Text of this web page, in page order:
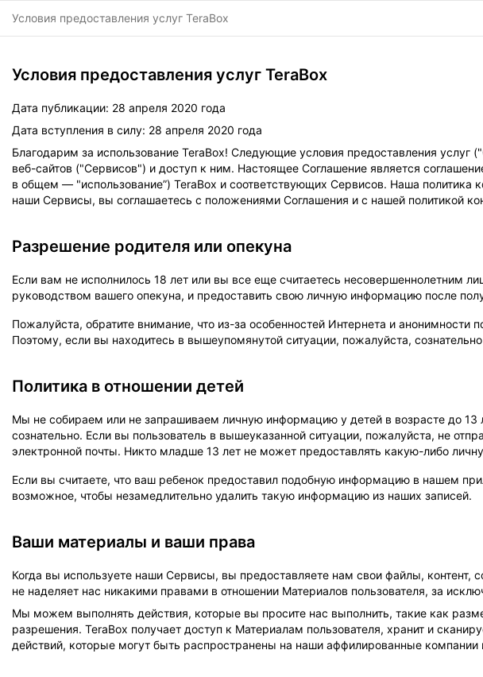
Условия предоставления услуг TeraBox
Условия предоставления услуг TeraBox
Дата публикации: 28 апреля 2020 года
Дата вступления в силу: 28 апреля 2020 года
Благодарим за использование TeraBox! Следующие условия предоставления услуг
веб-сайтов ("Сервисов") и доступ к ним. Настоящее Соглашение является
в общем — "использование”) TeraBox и соответствующих Сервисов. Наша
наши Сервисы, вы соглашаетесь с положениями Соглашения и с нашей политикой
Разрешение родителя или опекуна
Если вам не исполнилось 18 лет или вы все еще считаетесь несовершеннолетним
руководством вашего опекуна, и предоставить свою личную информацию после
Пожалуйста, обратите внимание, что из-за особенностей Интернета и
Поэтому, если вы находитесь в вышеупомянутой ситуации, пожалуйста,
Политика в отношении детей
Мы не собираем или не запрашиваем личную информацию у детей в возрасте до 13
сознательно. Если вы пользователь в вышеуказанной ситуации, пожалуйста, не
электронной почты. Никто младше 13 лет не может предоставлять какую-либо
Если вы считаете, что ваш ребенок предоставил подобную информацию в нашем
возможное, чтобы незамедлительно удалить такую информацию из наших записей.
Ваши материалы и ваши права
Когда вы используете наши Сервисы, вы предоставляете нам свои файлы,
не наделяет нас никакими правами в отношении Материалов пользователя, за
Мы можем выполнять действия, которые вы просите нас выполнить, такие как
разрешения. TeraBox получает доступ к Материалам пользователя, хранит и
действий, которые могут быть распространены на наши аффилированные